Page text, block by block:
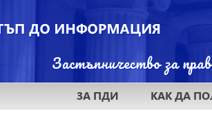
ЗА ПДИ КАК ДА